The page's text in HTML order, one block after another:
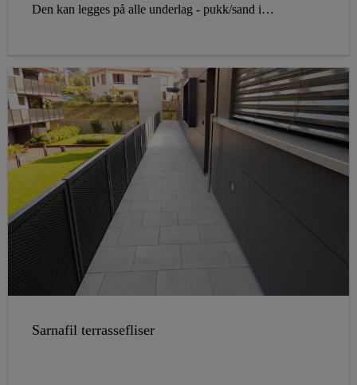
Den kan legges på alle underlag - pukk/sand i
sveiser og skjøter varmluftsveises. På alle detaljer benyttes
detaljfolie Sarnafil® T 66-15 D.
Sarnafil terrassefliser